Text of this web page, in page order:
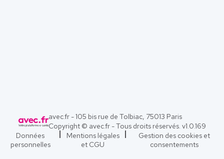
avec.fr - 105 bis rue de Tolbiac, 75013 Paris
Copyright © avec.fr - Tous droits réservés. v1.0.169
Données
personnelles
Mentions légales
et CGU
Gestion des cookies et
consentements